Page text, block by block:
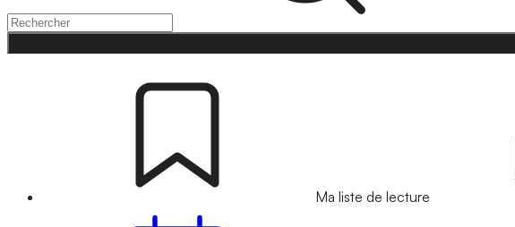
Ma liste de lecture